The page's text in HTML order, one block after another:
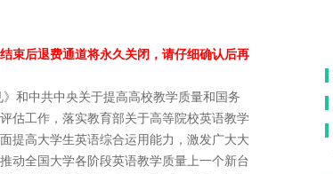
束后退费通道将永久关闭，请仔细确认后再
中共中央关于提高高校教学质量和国务
估工作，落实教育部关于高等院校英语教学
提高大学生英语综合运用能力，激发广大大
动全国大学各阶段英语教学质量上一个新台